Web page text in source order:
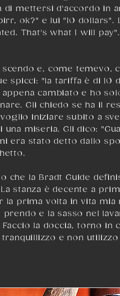
di mettersi d'accordo in
ok?" e lui "10
That's what I will
e, come temevo,
spicci: "la tariffa è di 10
appena cambiato e ho
Gli chiedo se ha il
iniziare subito a
una miseria. Gli dico:
era stato detto dallo
che la Bradt Guide
stanza è decente a
la prima volta in vita
prendo e la sasso nel
la doccia, torno in
tranquillizzo e non